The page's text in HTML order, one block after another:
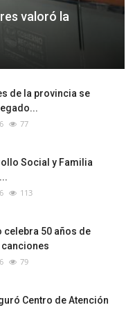
valoró la
de la provincia se
77
Social y Familia
113
celebra 50 años de
canciones
79
Centro de Atención